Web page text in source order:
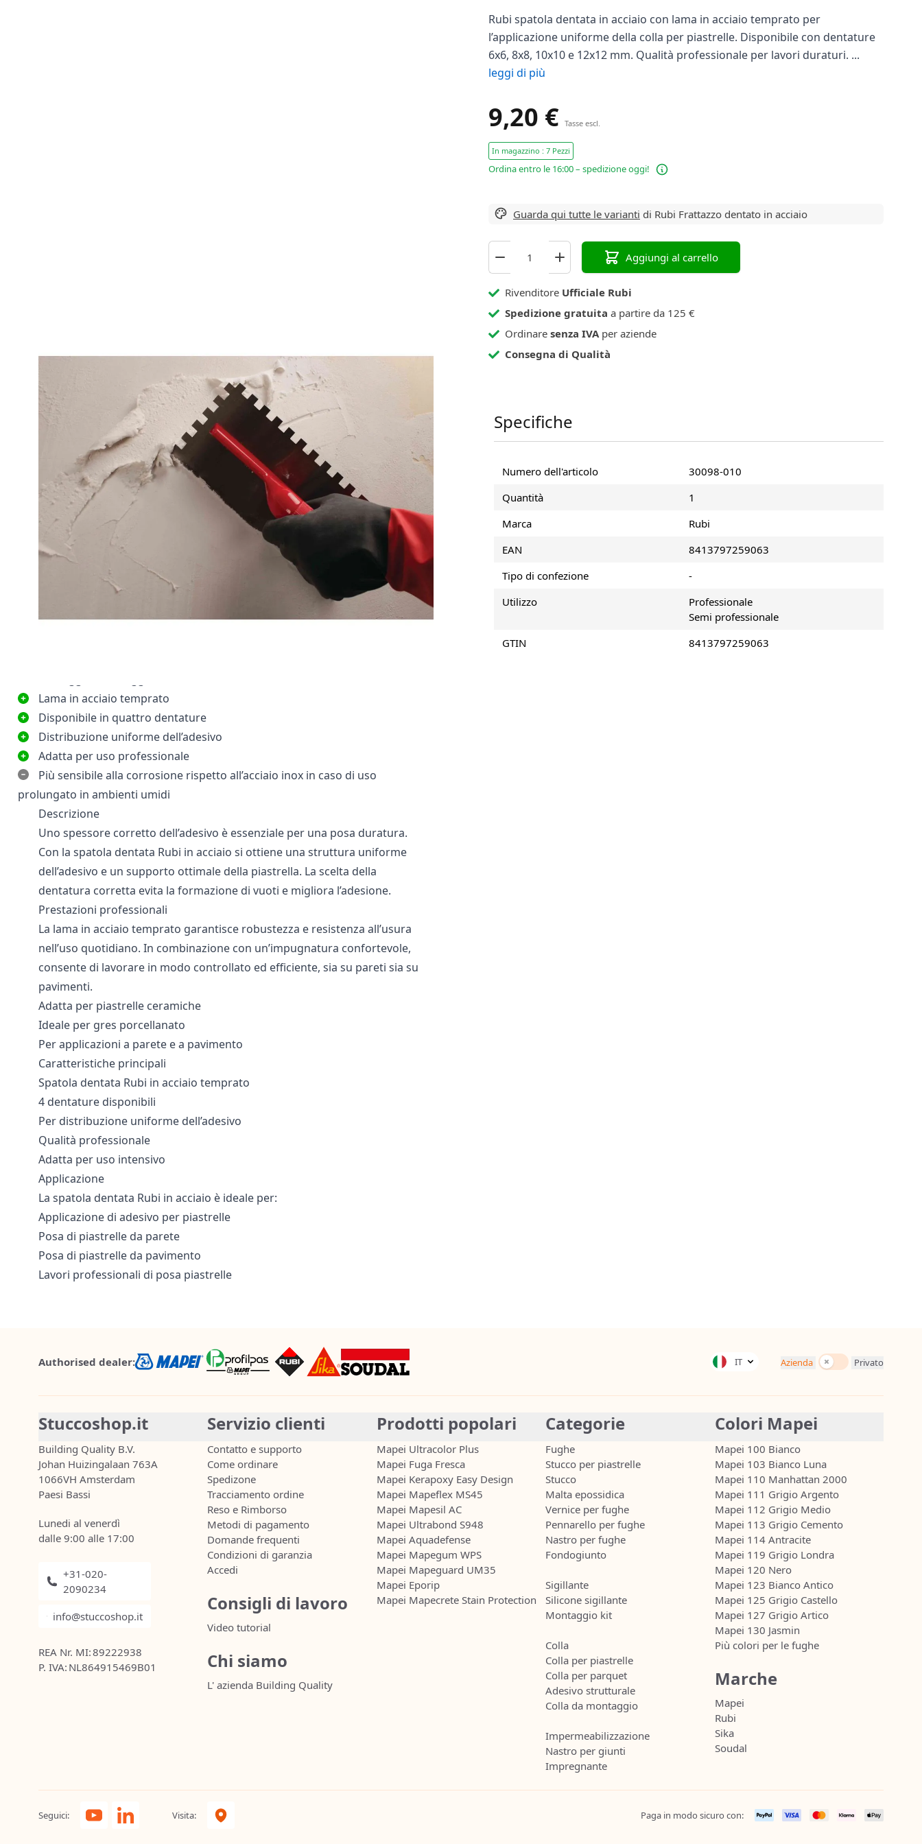
Rubi spatola dentata in acciaio con lama in acciaio temprato per
l’applicazione uniforme della colla per piastrelle. Disponibile con dentature
6x6, 8x8, 10x10 e 12x12 mm. Qualità professionale per lavori duraturi. ...
leggi di più
9,20 € Tasse escl.
In magazzino : 7 Pezzi
Ordina entro le 16:00 – spedizione oggi!
Guarda qui tutte le varianti di Rubi Frattazzo dentato in acciaio
Aggiungi al carrello
Rivenditore Ufficiale Rubi
Spedizione gratuita a partire da 125 €
Ordinare senza IVA per aziende
Consegna di Qualità
Descrizione
La spatola dentata Rubi in acciaio è una spatola professionale con lama in
acciaio temprato, progettata per l’applicazione uniforme e controllata
dell’adesivo per piastrelle. Grazie alla dentatura tagliata con precisione, si
applica la giusta quantità di adesivo per un’adesione ottimale tra supporto
e piastrella.
Dentature disponibili
La spatola dentata Rubi in acciaio è disponibile nelle seguenti versioni:
6x6 mm – Per piastrelle da parete di medie dimensioni
8x8 mm – Adatta per piastrelle da pavimento
Lama in acciaio temprato
Disponibile in quattro dentature
Distribuzione uniforme dell’adesivo
Adatta per uso professionale
Più sensibile alla corrosione rispetto all’acciaio inox in caso di uso
prolungato in ambienti umidi
Descrizione
Uno spessore corretto dell’adesivo è essenziale per una posa duratura.
Con la spatola dentata Rubi in acciaio si ottiene una struttura uniforme
dell’adesivo e un supporto ottimale della piastrella. La scelta della
dentatura corretta evita la formazione di vuoti e migliora l’adesione.
Prestazioni professionali
La lama in acciaio temprato garantisce robustezza e resistenza all’usura
nell’uso quotidiano. In combinazione con un’impugnatura confortevole,
consente di lavorare in modo controllato ed efficiente, sia su pareti sia su
pavimenti.
Adatta per piastrelle ceramiche
Ideale per gres porcellanato
Per applicazioni a parete e a pavimento
Caratteristiche principali
Spatola dentata Rubi in acciaio temprato
4 dentature disponibili
Per distribuzione uniforme dell’adesivo
Qualità professionale
Adatta per uso intensivo
Applicazione
La spatola dentata Rubi in acciaio è ideale per:
Applicazione di adesivo per piastrelle
Posa di piastrelle da parete
Posa di piastrelle da pavimento
Lavori professionali di posa piastrelle
Specifiche
Numero dell'articolo
30098-010
Quantità
1
Marca
Rubi
EAN
8413797259063
Tipo di confezione
-
Utilizzo
Professionale
Semi professionale
GTIN
8413797259063
Authorised dealer: IT Azienda Tasse incluse
Privato
Stuccoshop.it
Building Quality B.V.
Johan Huizingalaan 763A
1066VH Amsterdam
Paesi Bassi
Lunedi al venerdì
dalle 9:00 alle 17:00
+31-020-
2090234
info@stuccoshop.it
REA Nr. MI:89222938
P. IVA: NL864915469B01
Servizio clienti
Contatto e supporto
Come ordinare
Spedizone
Tracciamento ordine
Reso e Rimborso
Metodi di pagamento
Domande frequenti
Condizioni di garanzia
Accedi
Consigli di lavoro
Video tutorial
Chi siamo
L' azienda Building Quality
Prodotti popolari
Mapei Ultracolor Plus
Mapei Fuga Fresca
Mapei Kerapoxy Easy Design
Mapei Mapeflex MS45
Mapei Mapesil AC
Mapei Ultrabond S948
Mapei Aquadefense
Mapei Mapegum WPS
Mapei Mapeguard UM35
Mapei Eporip
Mapei Mapecrete Stain Protection
Categorie
Fughe
Stucco per piastrelle
Stucco
Malta epossidica
Vernice per fughe
Pennarello per fughe
Nastro per fughe
Fondogiunto
Sigillante
Silicone sigillante
Montaggio kit
Colla
Colla per piastrelle
Colla per parquet
Adesivo strutturale
Colla da montaggio
Impermeabilizzazione
Nastro per giunti
Impregnante
Colori Mapei
Mapei 100 Bianco
Mapei 103 Bianco Luna
Mapei 110 Manhattan 2000
Mapei 111 Grigio Argento
Mapei 112 Grigio Medio
Mapei 113 Grigio Cemento
Mapei 114 Antracite
Mapei 119 Grigio Londra
Mapei 120 Nero
Mapei 123 Bianco Antico
Mapei 125 Grigio Castello
Mapei 127 Grigio Artico
Mapei 130 Jasmin
Più colori per le fughe
Marche
Mapei
Rubi
Sika
Soudal
Seguici: Visita: Paga in modo sicuro con: